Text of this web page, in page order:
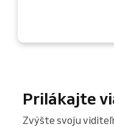
Prilákajte
Zvýšte svoju